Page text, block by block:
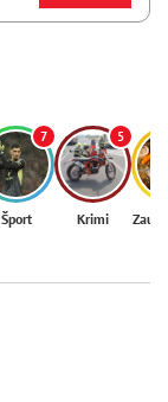
7
Šport
5
Krimi